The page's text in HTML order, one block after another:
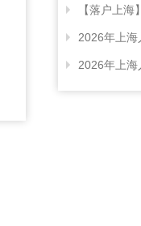
【落户上
2026年上海
2026年上海